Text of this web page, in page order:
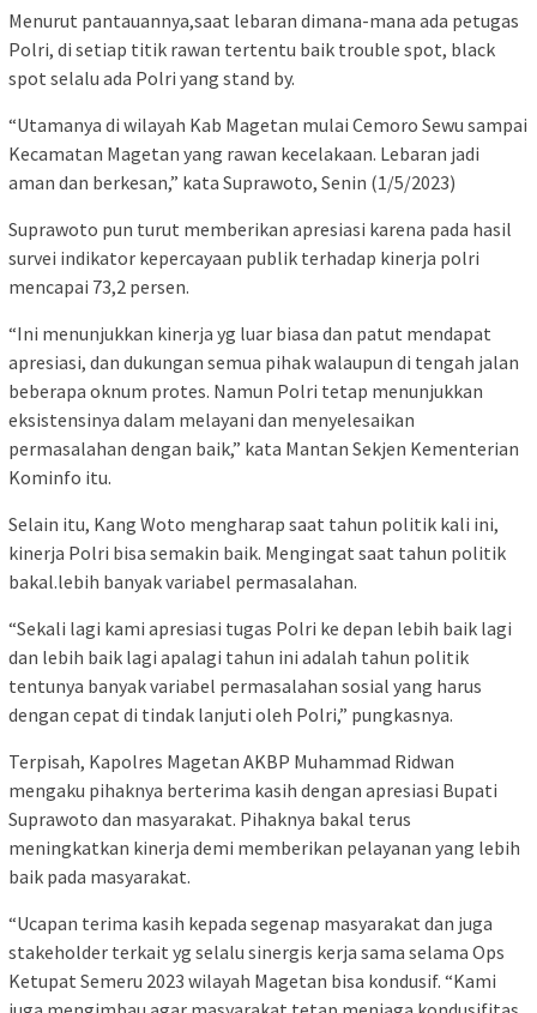
Menurut pantauannya,saat lebaran dimana-mana ada petugas
Polri, di setiap titik rawan tertentu baik trouble spot, black
spot selalu ada Polri yang stand by.
“Utamanya di wilayah Kab Magetan mulai Cemoro Sewu sampai
Kecamatan Magetan yang rawan kecelakaan. Lebaran jadi
aman dan berkesan,” kata Suprawoto, Senin (1/5/2023)
Suprawoto pun turut memberikan apresiasi karena pada hasil
survei indikator kepercayaan publik terhadap kinerja polri
mencapai 73,2 persen.
“Ini menunjukkan kinerja yg luar biasa dan patut mendapat
apresiasi, dan dukungan semua pihak walaupun di tengah jalan
beberapa oknum protes. Namun Polri tetap menunjukkan
eksistensinya dalam melayani dan menyelesaikan
permasalahan dengan baik,” kata Mantan Sekjen Kementerian
Kominfo itu.
Selain itu, Kang Woto mengharap saat tahun politik kali ini,
kinerja Polri bisa semakin baik. Mengingat saat tahun politik
bakal.lebih banyak variabel permasalahan.
“Sekali lagi kami apresiasi tugas Polri ke depan lebih baik lagi
dan lebih baik lagi apalagi tahun ini adalah tahun politik
tentunya banyak variabel permasalahan sosial yang harus
dengan cepat di tindak lanjuti oleh Polri,” pungkasnya.
Terpisah, Kapolres Magetan AKBP Muhammad Ridwan
mengaku pihaknya berterima kasih dengan apresiasi Bupati
Suprawoto dan masyarakat. Pihaknya bakal terus
meningkatkan kinerja demi memberikan pelayanan yang lebih
baik pada masyarakat.
“Ucapan terima kasih kepada segenap masyarakat dan juga
stakeholder terkait yg selalu sinergis kerja sama selama Ops
Ketupat Semeru 2023 wilayah Magetan bisa kondusif. “Kami